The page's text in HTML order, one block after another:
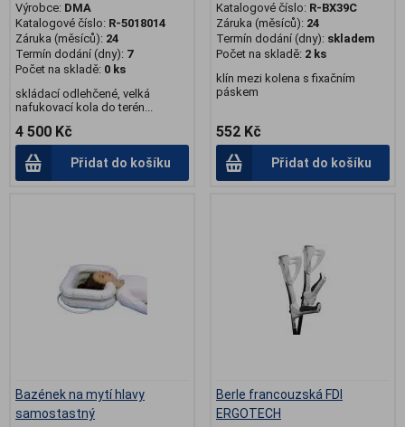
Výrobce: DMA
Katalogové číslo: R-5018014
Záruka (měsíců): 24
Termín dodání (dny): 7
Počet na skladě: 0 ks
skládací odlehčené, velká
nafukovací kola do terén...
4 500 Kč
Přidat do košíku
Katalogové číslo: R-BX39C
Záruka (měsíců): 24
Termín dodání (dny): skladem
Počet na skladě: 2 ks
klín mezi kolena s fixačním
páskem
552 Kč
Přidat do košíku
Bazének na mytí hlavy
samostastný
Berle francouzská FDI
ERGOTECH